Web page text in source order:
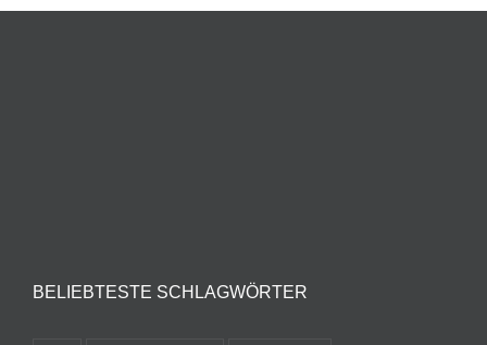
BELIEBTESTE SCHLAGWÖRTER